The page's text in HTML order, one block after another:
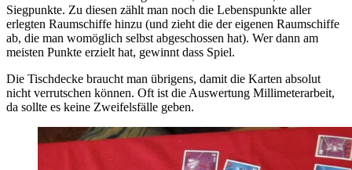
Siegpunkte. Zu diesen zählt man noch die Lebenspunkte aller
erlegten Raumschiffe hinzu (und zieht die der eigenen Raumschiffe
ab, die man womöglich selbst abgeschossen hat). Wer dann am
meisten Punkte erzielt hat, gewinnt dass Spiel.
Die Tischdecke braucht man übrigens, damit die Karten absolut
nicht verrutschen können. Oft ist die Auswertung Millimeterarbeit,
da sollte es keine Zweifelsfälle geben.